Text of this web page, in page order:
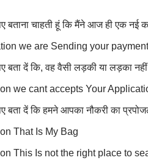
बताना चाहती हूं कि मैंने आज ही एक नई
we are Sending your payment
बता दें कि, वह वैसी लड़की या लड़का
we cant accepts Your
बता दें कि हमने आपका नौकरी का
That Is My Bag
This Is not the right place to